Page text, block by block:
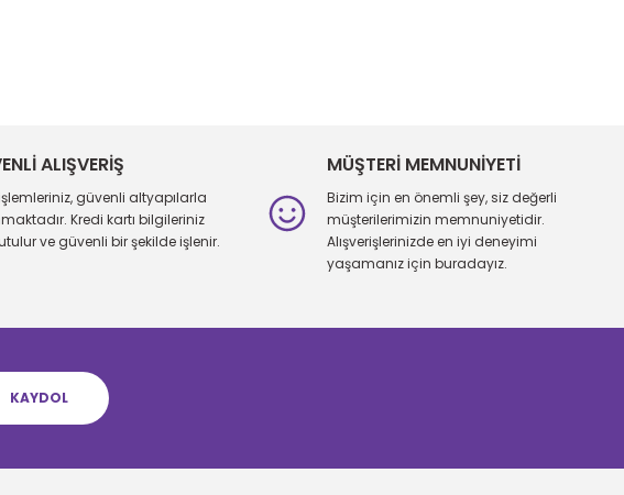
ALIŞVERİŞ
güvenli altyapılarla
Kredi kartı bilgileriniz
ve güvenli bir şekilde işlenir.
MÜŞTERİ MEMNUNİYETİ
Bizim için en önemli şey, siz değerli
müşterilerimizin memnuniyetidir.
Alışverişlerinizde en iyi deneyimi
yaşamanız için buradayız.
KAYDOL